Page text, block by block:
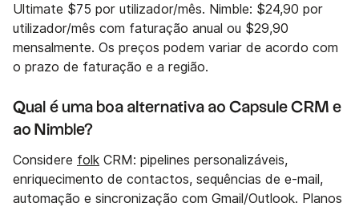
Ultimate $75 por utilizador/mês. Nimble: $24,90 por
utilizador/mês com faturação anual ou $29,90
mensalmente. Os preços podem variar de acordo com
o prazo de faturação e a região.
Qual é uma boa alternativa ao Capsule CRM e
ao Nimble?
Considere folk CRM: pipelines personalizáveis,
enriquecimento de contactos, sequências de e-mail,
automação e sincronização com Gmail/Outlook. Planos